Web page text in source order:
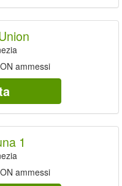
ammessi
1
ammessi